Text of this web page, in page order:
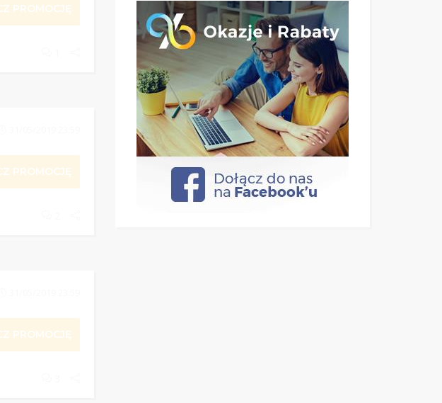
PROMOCJĘ
PROMOCJĘ
PROMOCJĘ